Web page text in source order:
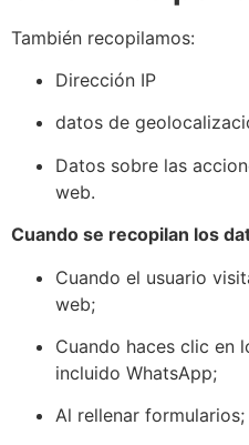
También recopilamos:
Dirección IP
datos de
Datos sobre las
web.
Cuando se recopilan los
Cuando el usuario
web;
Cuando haces clic en
incluido WhatsApp;
Al rellenar formularios;